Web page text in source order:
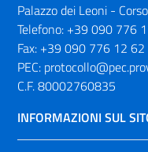
Palazzo dei Leoni -
Telefono: +39 090 776
Fax: +39 090 776 12 62
PEC:
C.F. 80002760835
INFORMAZIONI SUL